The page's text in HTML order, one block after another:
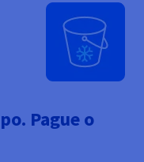
Pague o